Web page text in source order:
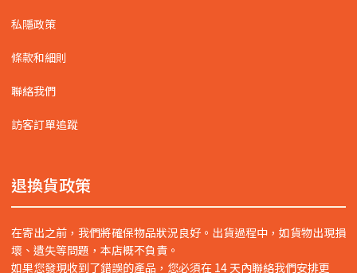
私隱政策
條款和細則
聯絡我們
訪客訂單追蹤
退換貨政策
在寄出之前，我們將確保物品狀況良好。出貨過程中，如貨物出現損
壞、遺失等問題，本店概不負責。
如果您發現收到了錯誤的產品，您必須在 14 天內聯絡我們安排更